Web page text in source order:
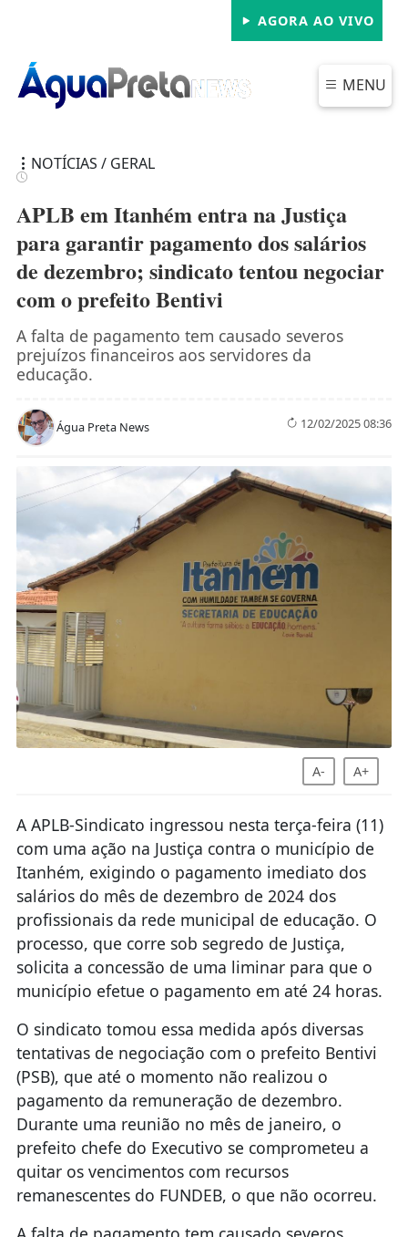
AGORA AO VIVO
MENU
FECHAR
NOTÍCIAS / GERAL
APLB em Itanhém entra na Justiça
para garantir pagamento dos salários
de dezembro; sindicato tentou negociar
com o prefeito Bentivi
A falta de pagamento tem causado severos
prejuízos financeiros aos servidores da
educação.
Água Preta News 12/02/2025 08:36
A- A+
A APLB-Sindicato ingressou nesta terça-feira (11)
com uma ação na Justiça contra o município de
Itanhém, exigindo o pagamento imediato dos
salários do mês de dezembro de 2024 dos
profissionais da rede municipal de educação. O
processo, que corre sob segredo de Justiça,
solicita a concessão de uma liminar para que o
município efetue o pagamento em até 24 horas.
O sindicato tomou essa medida após diversas
tentativas de negociação com o prefeito Bentivi
(PSB), que até o momento não realizou o
pagamento da remuneração de dezembro.
Durante uma reunião no mês de janeiro, o
prefeito chefe do Executivo se comprometeu a
quitar os vencimentos com recursos
remanescentes do FUNDEB, o que não ocorreu.